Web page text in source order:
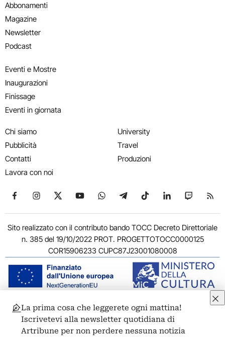
Abbonamenti
Magazine
Newsletter
Podcast
Eventi e Mostre
Inaugurazioni
Finissage
Eventi in giornata
Chi siamo
Pubblicità
Contatti
Lavora con noi
University
Travel
Produzioni
Seguici su Facebook
Seguici su Instagram
Seguici su X
Seguici su YouTube
Seguici su WhatsApp
Seguici su Telegram
Seguici su TikTok
Seguici su
Seguici
Sito realizzato con il contributo bando TOCC Decreto Direttoriale
n. 385 del 19/10/2022 PROT. PROGETTOTOCC0000125
COR15906233 CUPC87J23001080008
© 2011-2026 ARTRIBUNE srl – Corso Vittorio Emanuele II, 287 –
00186 Roma - P.I. 11381581005
Privacy: Responsabile della protezione dei dati personali
La prima cosa che leggerete ogni mattina!
Iscrivetevi alla newsletter quotidiana di
Artribune per non perdere nessuna notizia